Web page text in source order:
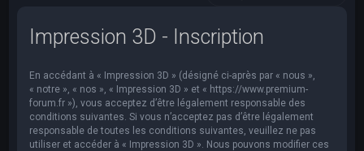
Impression 3D - Inscription
En accédant à « Impression 3D » (désigné ci-après par « nous »,
« notre », « nos », « Impression 3D » et « https://www.premium-
forum.fr »), vous acceptez d’être légalement responsable des
conditions suivantes. Si vous n’acceptez pas d’être légalement
responsable de toutes les conditions suivantes, veuillez ne pas
utiliser et accéder à « Impression 3D ». Nous pouvons modifier ces